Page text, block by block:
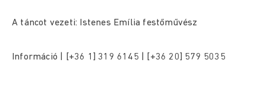
A táncot vezeti: Istenes Emília festőművész
Információ | [+36 1] 319 6145 | [+36 20] 579 5035